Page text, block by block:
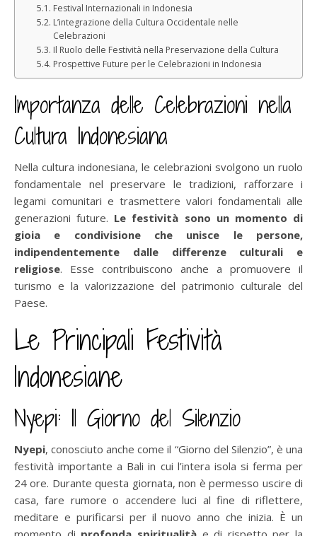
Festival Internazionali in Indonesia
L’integrazione della Cultura Occidentale nelle
Celebrazioni
Il Ruolo delle Festività nella Preservazione della Cultura
Prospettive Future per le Celebrazioni in Indonesia
Importanza delle Celebrazioni nella
Cultura Indonesiana
Nella cultura indonesiana, le celebrazioni svolgono un ruolo
fondamentale nel preservare le tradizioni, rafforzare i
legami comunitari e trasmettere valori fondamentali alle
generazioni future. Le festività sono un momento di
gioia e condivisione che unisce le persone,
indipendentemente dalle differenze culturali e
religiose. Esse contribuiscono anche a promuovere il
turismo e la valorizzazione del patrimonio culturale del
Paese.
Le Principali Festività
Indonesiane
Nyepi: Il Giorno del Silenzio
Nyepi, conosciuto anche come il “Giorno del Silenzio”, è una
festività importante a Bali in cui l’intera isola si ferma per
24 ore. Durante questa giornata, non è permesso uscire di
casa, fare rumore o accendere luci al fine di riflettere,
meditare e purificarsi per il nuovo anno che inizia. È un